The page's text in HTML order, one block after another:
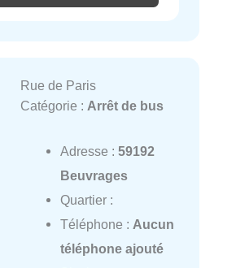
Rue de Paris
Catégorie : Arrêt de bus
Adresse : 59192
Beuvrages
Quartier :
Téléphone : Aucun
téléphone ajouté